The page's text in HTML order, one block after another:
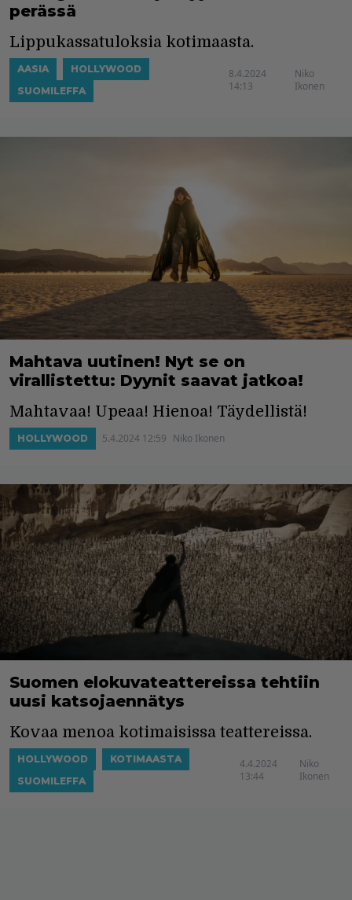
perässä
Lippukassatuloksia kotimaasta.
AASIA
HOLLYWOOD
SUOMILEFFA
8.4.2024
14:13
Niko
Ikonen
Mahtava uutinen! Nyt se on
virallistettu: Dyynit saavat jatkoa!
Mahtavaa! Upeaa! Hienoa! Täydellistä!
HOLLYWOOD 5.4.2024 12:59 Niko Ikonen
Suomen elokuvateattereissa tehtiin
uusi katsojaennätys
Kovaa menoa kotimaisissa teattereissa.
HOLLYWOOD
KOTIMAASTA
SUOMILEFFA
4.4.2024
13:44
Niko
Ikonen